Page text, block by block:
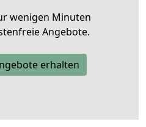
wenigen Minuten
Angebote.
erhalten